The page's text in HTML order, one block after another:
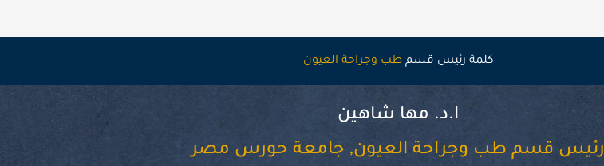
كلمة رئيس قسم طب وجراحة العيون
ا.د. مها شاهين
رئيس قسم طب وجراحة العيون, جامعة حورس مصر